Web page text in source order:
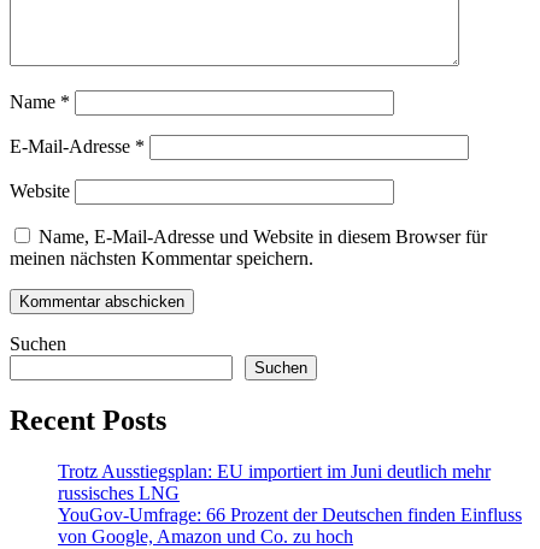
Name *
E-Mail-Adresse *
Website
Name, E-Mail-Adresse und Website in diesem Browser für
meinen nächsten Kommentar speichern.
Suchen
Suchen
Recent Posts
Trotz Ausstiegsplan: EU importiert im Juni deutlich mehr
russisches LNG
YouGov-Umfrage: 66 Prozent der Deutschen finden Einfluss
von Google, Amazon und Co. zu hoch